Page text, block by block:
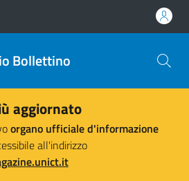
Bollettino
aggiornato
organo ufficiale d'informazione
all'indirizzo